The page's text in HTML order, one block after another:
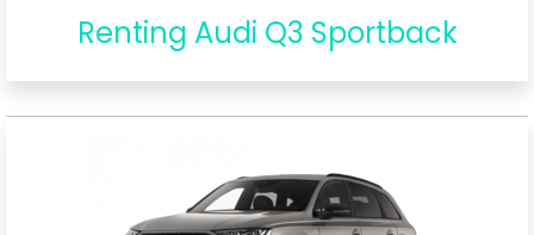
Renting Audi Q3 Sportback